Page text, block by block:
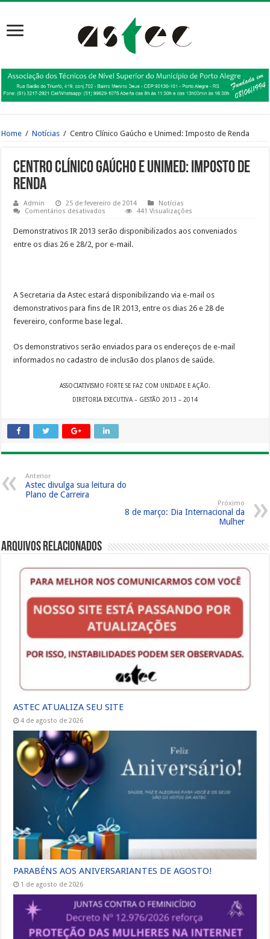
Home / Notícias / Centro Clínico Gaúcho e Unimed: Imposto de Renda
Centro Clínico Gaúcho e Unimed: Imposto de
Renda
Admin 25 de fevereiro de 2014
Notícias
Comentários desativados
Clínico
Gaúcho
e
Unimed:
441 Visualizações
Demonstrativos IR 2013 serão disponibilizados aos conveniados
entre os dias 26 e 28/2, por e-mail.
A Secretaria da Astec estará disponibilizando via e-mail os
demonstrativos para fins de IR 2013, entre os dias 26 e 28 de
fevereiro, conforme base legal.
Os demonstrativos serão enviados para os endereços de e-mail
informados no cadastro de inclusão dos planos de saúde.
ASSOCIATIVISMO FORTE SE FAZ COM UNIDADE E AÇÃO.
DIRETORIA EXECUTIVA – GESTÃO 2013 – 2014
Anterior
Astec divulga sua leitura do
Plano de Carreira
Próximo
8 de março: Dia Internacional da
Mulher
Arquivos Relacionados
ASTEC ATUALIZA SEU SITE
4 de agosto de 2026
PARABÉNS AOS ANIVERSARIANTES DE AGOSTO!
1 de agosto de 2026